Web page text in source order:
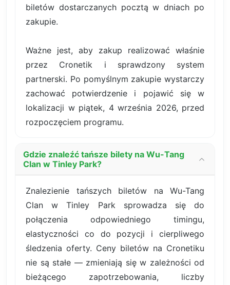
biletów dostarczanych pocztą w dniach po
zakupie.
Ważne jest, aby zakup realizować właśnie
przez Cronetik i sprawdzony system
partnerski. Po pomyślnym zakupie wystarczy
zachować potwierdzenie i pojawić się w
lokalizacji w piątek, 4 września 2026, przed
rozpoczęciem programu.
Gdzie znaleźć tańsze bilety na Wu-Tang
Clan w Tinley Park?
Znalezienie tańszych biletów na Wu-Tang
Clan w Tinley Park sprowadza się do
połączenia odpowiedniego timingu,
elastyczności co do pozycji i cierpliwego
śledzenia oferty. Ceny biletów na Cronetiku
nie są stałe — zmieniają się w zależności od
bieżącego zapotrzebowania, liczby